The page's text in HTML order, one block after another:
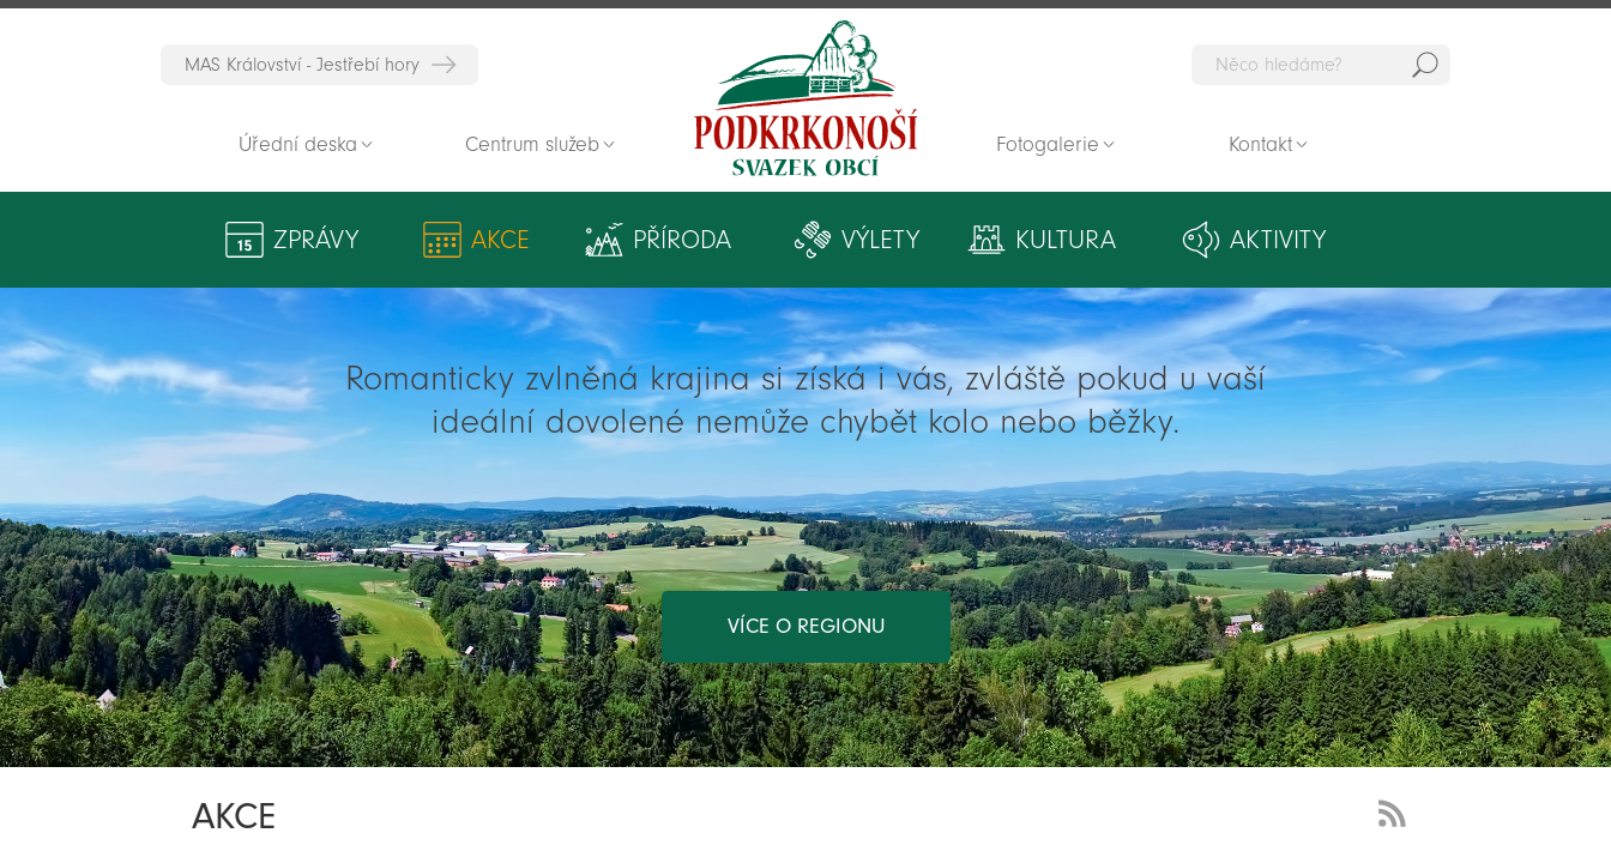
Zpět na titulní stranu
MAS Království - Jestřebí hory
Úřední deska Centrum služeb Fotogalerie Kontakt
ZPRÁVY AKCE PŘÍRODA VÝLETY KULTURA AKTIVITY
Romanticky zvlněná krajina si získá i vás, zvláště pokud u vaší
ideální dovolené nemůže chybět kolo nebo běžky.
VÍCE O REGIONU
AKCE